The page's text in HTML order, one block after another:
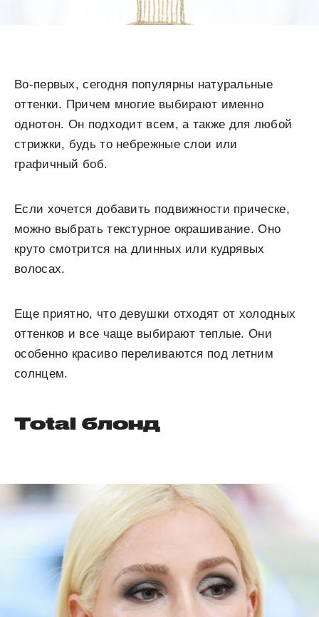
Во-первых, сегодня популярны натуральные
оттенки. Причем многие выбирают именно
однотон. Он подходит всем, а также для любой
стрижки, будь то небрежные слои или
графичный боб.
Если хочется добавить подвижности прическе,
можно выбрать текстурное окрашивание. Оно
круто смотрится на длинных или кудрявых
волосах.
Еще приятно, что девушки отходят от холодных
оттенков и все чаще выбирают теплые. Они
особенно красиво переливаются под летним
солнцем.
Total блонд